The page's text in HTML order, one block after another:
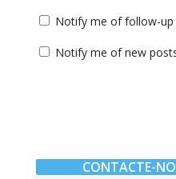
Notify me of follow-
Notify me of new
CONTACTE-